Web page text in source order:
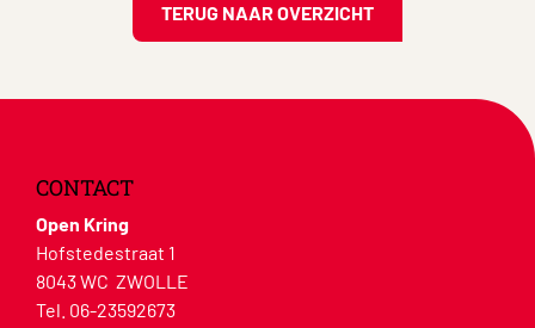
TERUG NAAR OVERZICHT
CONTACT
Open Kring
Hofstedestraat 1
8043 WC ZWOLLE
Tel. 06-23592673